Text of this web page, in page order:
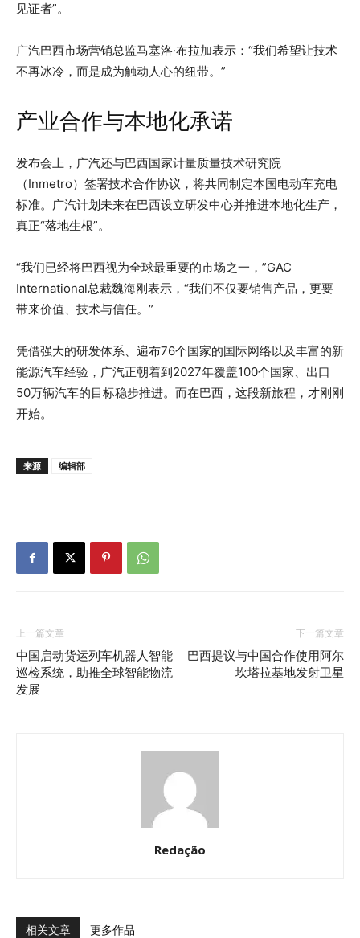
见证者”。
广汽巴西市场营销总监马塞洛·布拉加表示：“我们希望让技术
不再冰冷，而是成为触动人心的纽带。”
产业合作与本地化承诺
发布会上，广汽还与巴西国家计量质量技术研究院
（Inmetro）签署技术合作协议，将共同制定本国电动车充电
标准。广汽计划未来在巴西设立研发中心并推进本地化生产，
真正“落地生根”。
“我们已经将巴西视为全球最重要的市场之一，”GAC
International总裁魏海刚表示，“我们不仅要销售产品，更要
带来价值、技术与信任。”
凭借强大的研发体系、遍布76个国家的国际网络以及丰富的新
能源汽车经验，广汽正朝着到2027年覆盖100个国家、出口
50万辆汽车的目标稳步推进。而在巴西，这段新旅程，才刚刚
开始。
来源 编辑部
上一篇文章
中国启动货运列车机器人智能
巡检系统，助推全球智能物流
发展
下一篇文章
巴西提议与中国合作使用阿尔
坎塔拉基地发射卫星
Redação
相关文章 更多作品